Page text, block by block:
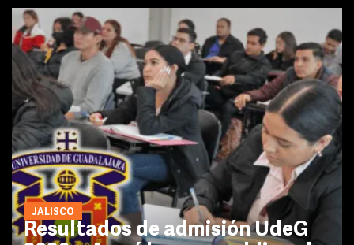
JALISCO
Resultados de admisión UdeG